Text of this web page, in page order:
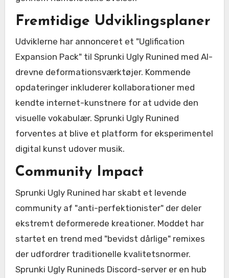
Fremtidige Udviklingsplaner
Udviklerne har annonceret et "Uglification
Expansion Pack" til Sprunki Ugly Runined med AI-
drevne deformationsværktøjer. Kommende
opdateringer inkluderer kollaborationer med
kendte internet-kunstnere for at udvide den
visuelle vokabulær. Sprunki Ugly Runined
forventes at blive et platform for eksperimentel
digital kunst udover musik.
Community Impact
Sprunki Ugly Runined har skabt et levende
community af "anti-perfektionister" der deler
ekstremt deformerede kreationer. Moddet har
startet en trend med "bevidst dårlige" remixes
der udfordrer traditionelle kvalitetsnormer.
Sprunki Ugly Runineds Discord-server er en hub